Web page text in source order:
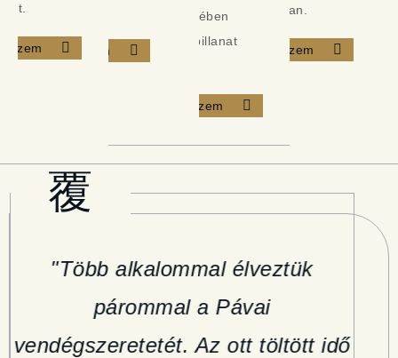
Megnézem
közelségében
minden pillanat
ajándék.
Megnézem
ritmusában.
Megnézem
"Több alkalommal élveztük
párommal a Pávai
vendégszeretetét. Az ott töltött idő